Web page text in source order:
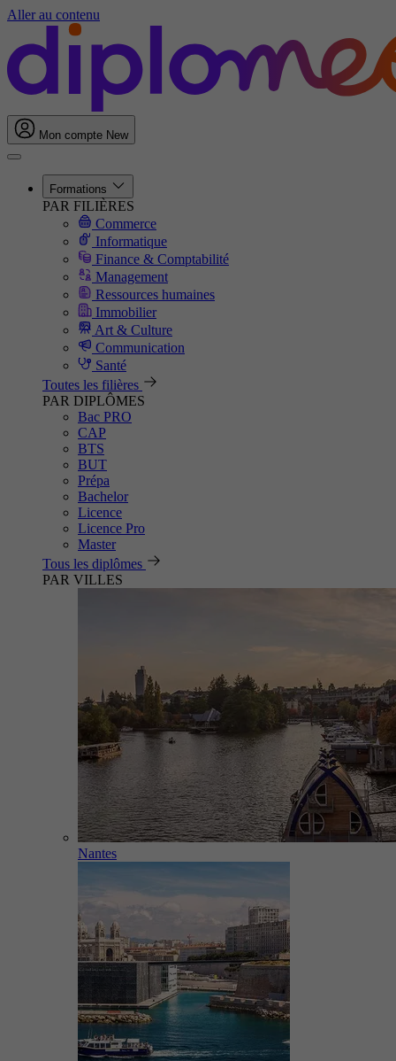
Aller au contenu
Mon compte New
Formations
PAR FILIÈRES
Commerce
Informatique
Finance & Comptabilité
Management
Ressources humaines
Immobilier
Art & Culture
Communication
Santé
Toutes les filières
PAR DIPLÔMES
Bac PRO
CAP
BTS
BUT
Prépa
Bachelor
Licence
Licence Pro
Master
Tous les diplômes
PAR VILLES
Nantes